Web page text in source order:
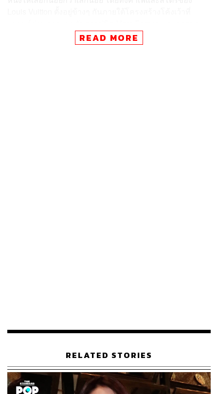
เป็นดีไซน์งดงามแปลกตาแต่ยังคงความมินิมัลด้วยการใช้
โทนสีขาวเป็นหลัก ผสมผสานกับโทนสีส้มและทอง อีกทั้งยังมี
พิมพ์ คำภีร์
นักเขียนกองบรรณาธิการคัลเจอร์ สำนักข่าว
THE STANDARD
READ MORE
RELATED STORIES